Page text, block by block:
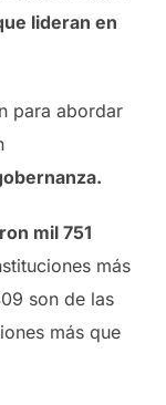
lideran en
para abordar
mil 751
más
son de las
más que